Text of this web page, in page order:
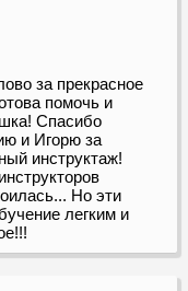
за прекрасное
помочь и
Спасибо
и Игорю за
инструктаж!
Но эти
легким и